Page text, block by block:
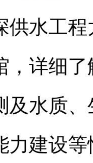
供水工
，详细
及水质
力建设等